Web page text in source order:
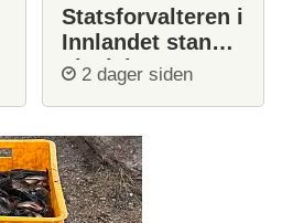
Statsforvalteren i
Innlandet stanser
ulvejakt
2 dager siden